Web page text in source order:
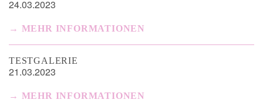
24.03.2023
MEHR INFORMATIONEN
TESTGALERIE
21.03.2023
MEHR INFORMATIONEN